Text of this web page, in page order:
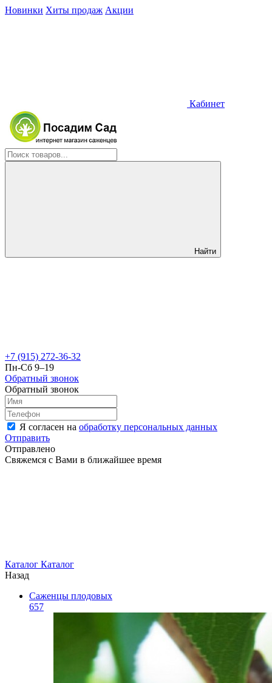
Новинки Хиты продаж Акции
Кабинет
Найти
+7 (915) 272-36-32
Пн-Сб 9–19
Обратный звонок
Обратный звонок
Я согласен на обработку персональных данных
Отправить
Отправлено
Свяжемся с Вами в ближайшее время
Каталог Каталог
Назад
Саженцы плодовых
657